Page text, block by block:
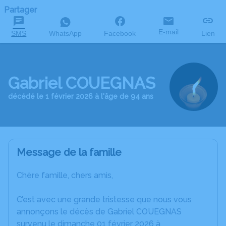
Partager
SMS WhatsApp Facebook E-mail Lien
Gabriel COUEGNAS
décédé le 1 février 2026 à l'âge de 94 ans
Message de la famille
Chère famille, chers amis,
C’est avec une grande tristesse que nous vous
annonçons le décès de Gabriel COUEGNAS
survenu le dimanche 01 février 2026 à